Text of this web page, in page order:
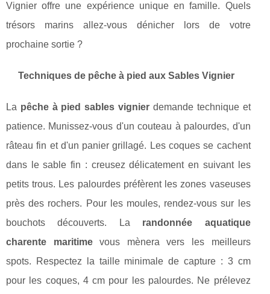
Vignier offre une expérience unique en famille. Quels
trésors marins allez-vous dénicher lors de votre
prochaine sortie ?
Techniques de pêche à pied aux Sables Vignier
La pêche à pied sables vignier demande technique et
patience. Munissez-vous d'un couteau à palourdes, d'un
râteau fin et d'un panier grillagé. Les coques se cachent
dans le sable fin : creusez délicatement en suivant les
petits trous. Les palourdes préfèrent les zones vaseuses
près des rochers. Pour les moules, rendez-vous sur les
bouchots découverts. La randonnée aquatique
charente maritimevous mènera vers les meilleurs
spots. Respectez la taille minimale de capture : 3 cm
pour les coques, 4 cm pour les palourdes. Ne prélevez